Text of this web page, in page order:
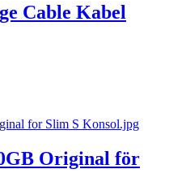
Cable Kabel
Original för